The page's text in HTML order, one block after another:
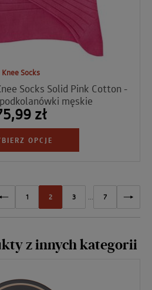
Knee Socks
Socks Solid Pink Cotton -
męskie
zł
OPCJE
1 2 3 7
z innych kategorii